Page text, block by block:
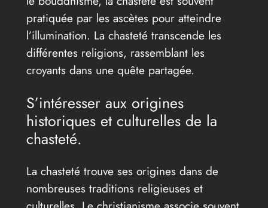
pratiquée par les ascètes pour atteindre
l’illumination. La chasteté transcende les
différentes religions, rassemblant les
croyants dans une quête partagée.
S’intéresser aux origines
historiques et culturelles de la
chasteté.
La chasteté trouve ses origines dans de
nombreuses traditions religieuses et